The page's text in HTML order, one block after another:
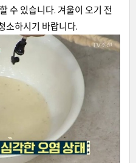
수 있습니다. 겨울이 오기 전
소하시기 바랍니다.